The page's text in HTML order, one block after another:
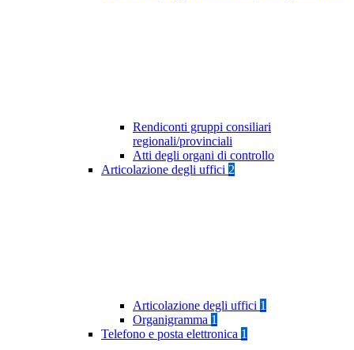
Rendiconti gruppi consiliari
regionali/provinciali
Atti degli organi di controllo
Articolazione degli uffici 2
Articolazione degli uffici 1
Organigramma 1
Telefono e posta elettronica 1